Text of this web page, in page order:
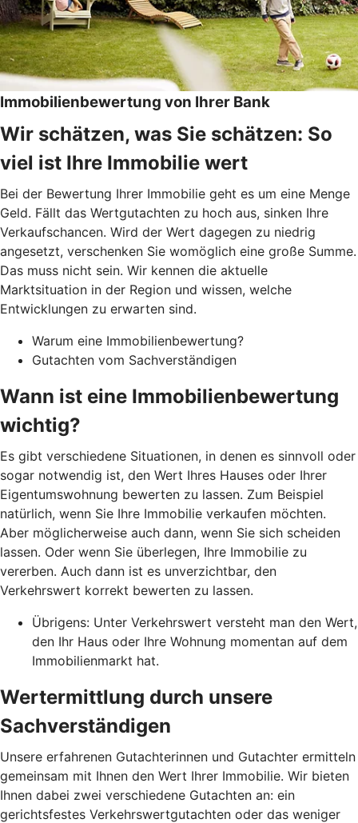
Immobilienbewertung von Ihrer Bank
Wir schätzen, was Sie schätzen: So
viel ist Ihre Immobilie wert
Bei der Bewertung Ihrer Immobilie geht es um eine Menge
Geld. Fällt das Wertgutachten zu hoch aus, sinken Ihre
Verkaufschancen. Wird der Wert dagegen zu niedrig
angesetzt, verschenken Sie womöglich eine große Summe.
Das muss nicht sein. Wir kennen die aktuelle
Marktsituation in der Region und wissen, welche
Entwicklungen zu erwarten sind.
Warum eine Immobilienbewertung?
Gutachten vom Sachverständigen
Wann ist eine Immobilienbewertung
wichtig?
Es gibt verschiedene Situationen, in denen es sinnvoll oder
sogar notwendig ist, den Wert Ihres Hauses oder Ihrer
Eigentumswohnung bewerten zu lassen. Zum Beispiel
natürlich, wenn Sie Ihre Immobilie verkaufen möchten.
Aber möglicherweise auch dann, wenn Sie sich scheiden
lassen. Oder wenn Sie überlegen, Ihre Immobilie zu
vererben. Auch dann ist es unverzichtbar, den
Verkehrswert korrekt bewerten zu lassen.
Übrigens: Unter Verkehrswert versteht man den Wert,
den Ihr Haus oder Ihre Wohnung momentan auf dem
Immobilienmarkt hat.
Wertermittlung durch unsere
Sachverständigen
Unsere erfahrenen Gutachterinnen und Gutachter ermitteln
gemeinsam mit Ihnen den Wert Ihrer Immobilie. Wir bieten
Ihnen dabei zwei verschiedene Gutachten an: ein
gerichtsfestes Verkehrswertgutachten oder das weniger